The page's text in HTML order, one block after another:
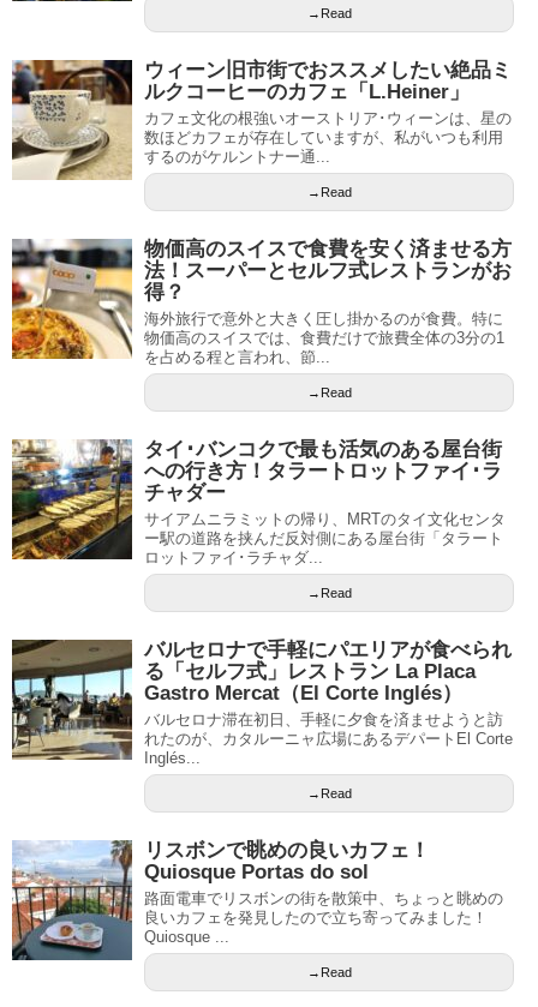
→Read
ウィーン旧市街でおススメしたい絶品ミ
ルクコーヒーのカフェ「L.Heiner」
カフェ文化の根強いオーストリア･ウィーンは、星の
数ほどカフェが存在していますが、私がいつも利用
するのがケルントナー通...
→Read
物価高のスイスで食費を安く済ませる方
法！スーパーとセルフ式レストランがお
得？
海外旅行で意外と大きく圧し掛かるのが食費。特に
物価高のスイスでは、食費だけで旅費全体の3分の1
を占める程と言われ、節...
→Read
タイ･バンコクで最も活気のある屋台街
への行き方！タラートロットファイ･ラ
チャダー
サイアムニラミットの帰り、MRTのタイ文化センタ
ー駅の道路を挟んだ反対側にある屋台街「タラート
ロットファイ･ラチャダ...
→Read
バルセロナで手軽にパエリアが食べられ
る「セルフ式」レストラン La Placa
Gastro Mercat（El Corte Inglés）
バルセロナ滞在初日、手軽に夕食を済ませようと訪
れたのが、カタルーニャ広場にあるデパートEl Corte
Inglés...
→Read
リスボンで眺めの良いカフェ！
Quiosque Portas do sol
路面電車でリスボンの街を散策中、ちょっと眺めの
良いカフェを発見したので立ち寄ってみました！
Quiosque ...
→Read